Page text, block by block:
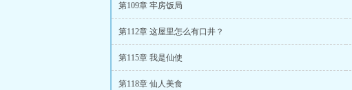
第109章 牢房饭局
第112章 这屋里怎么有口井？
第115章 我是仙使
第118章 仙人美食